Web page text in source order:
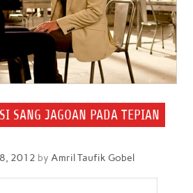
SANG JAGOAN PADA TEPIAN
2012 by Amril Taufik Gobel